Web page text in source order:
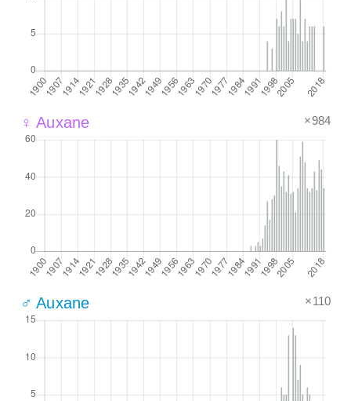
♀ Auxane ×984
♂ Auxane ×110